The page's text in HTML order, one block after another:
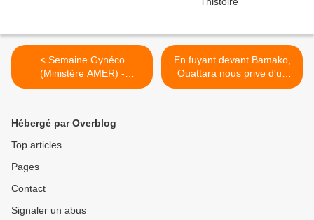
< Semaine Gynéco
(Ministère AMER) -
Autopsie (la première
En fuyant devant Bamako,
Ouattara nous prive d'un
instructif dialogue avec
Hébergé par Overblog
Top articles
Pages
Contact
Signaler un abus